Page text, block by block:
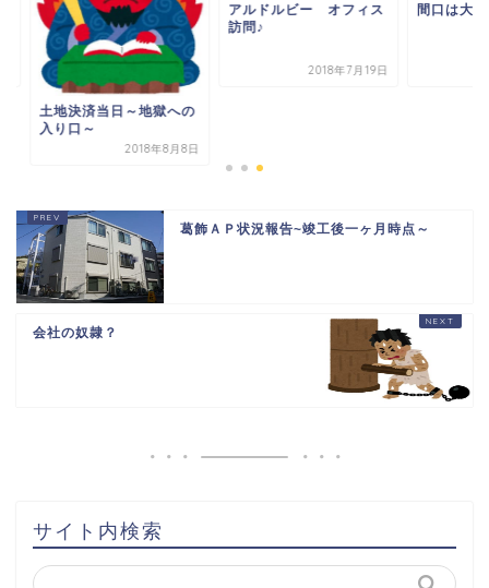
決済当日～地獄への
2018年8月8日
アルドルビー オフィス
訪問♪
2018年7月19日
間口は大事
葛飾ＡＰ状況報告~竣工後一ヶ月時点～
会社の奴隷？
サイト内検索
HOME
書籍出版
問い合わせ